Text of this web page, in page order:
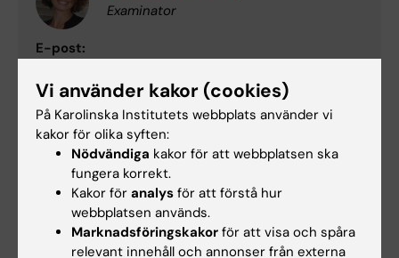
Examinator
E-post:
Hélène von Strauss
Utbildningsadministratör
Telefon:
+46852483850
E-post:
Vi använder kakor (cookies)
På Karolinska Institutets webbplats använder vi
kakor för olika syften:
Nödvändiga kakor för att webbplatsen ska
fungera korrekt.
Kakor för analys för att förstå hur
webbplatsen används.
Marknadsföringskakor för att visa och spåra
relevant innehåll och annonser från externa